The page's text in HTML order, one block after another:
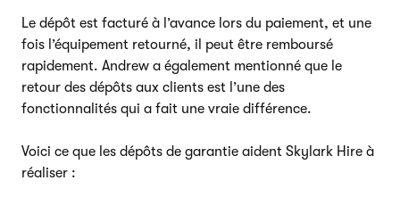
Le dépôt est facturé à l’avance lors du paiement, et une
fois l’équipement retourné, il peut être remboursé
rapidement. Andrew a également mentionné que le
retour des dépôts aux clients est l’une des
fonctionnalités qui a fait une vraie différence.
Voici ce que les dépôts de garantie aident Skylark Hire à
réaliser :